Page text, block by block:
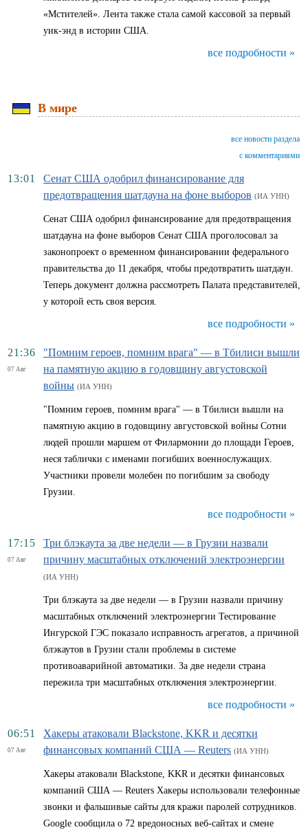
«Мстителей». Лента также стала самой кассовой за первый
уик-энд в истории США.
все подробности »
В мире
все новости раздела
с комментариями
13:01
Сенат США одобрил финансирование для
предотвращения шатдауна на фоне выборов (ИА УНН)
Сенат США одобрил финансирование для предотвращения
шатдауна на фоне выборов Сенат США проголосовал за
законопроект о временном финансировании федерального
правительства до 11 декабря, чтобы предотвратить шатдаун.
Теперь документ должна рассмотреть Палата представителей,
у которой есть своя версия.
все подробности »
21:36
07 Авг
"Помним героев, помним врага" — в Тбилиси вышли
на памятную акцию в годовщину августовской
войны (ИА УНН)
"Помним героев, помним врага" — в Тбилиси вышли на
памятную акцию в годовщину августовской войны Сотни
людей прошли маршем от Филармонии до площади Героев,
неся таблички с именами погибших военнослужащих.
Участники провели молебен по погибшим за свободу
Грузии.
все подробности »
17:15
07 Авг
Три блэкаута за две недели — в Грузии назвали
причину масштабных отключений электроэнергии
(ИА УНН)
Три блэкаута за две недели — в Грузии назвали причину
масштабных отключений электроэнергии Тестирование
Ингурской ГЭС показало исправность агрегатов, а причиной
блэкаутов в Грузии стали проблемы в системе
противоаварийной автоматики. За две недели страна
пережила три масштабных отключения электроэнергии.
все подробности »
06:51
07 Авг
Хакеры атаковали Blackstone, KKR и десятки
финансовых компаний США — Reuters (ИА УНН)
Хакеры атаковали Blackstone, KKR и десятки финансовых
компаний США — Reuters Хакеры использовали телефонные
звонки и фальшивые сайты для кражи паролей сотрудников.
Google сообщила о 72 вредоносных веб-сайтах и смене